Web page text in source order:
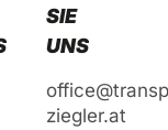
SIE
UNS
ziegler.at